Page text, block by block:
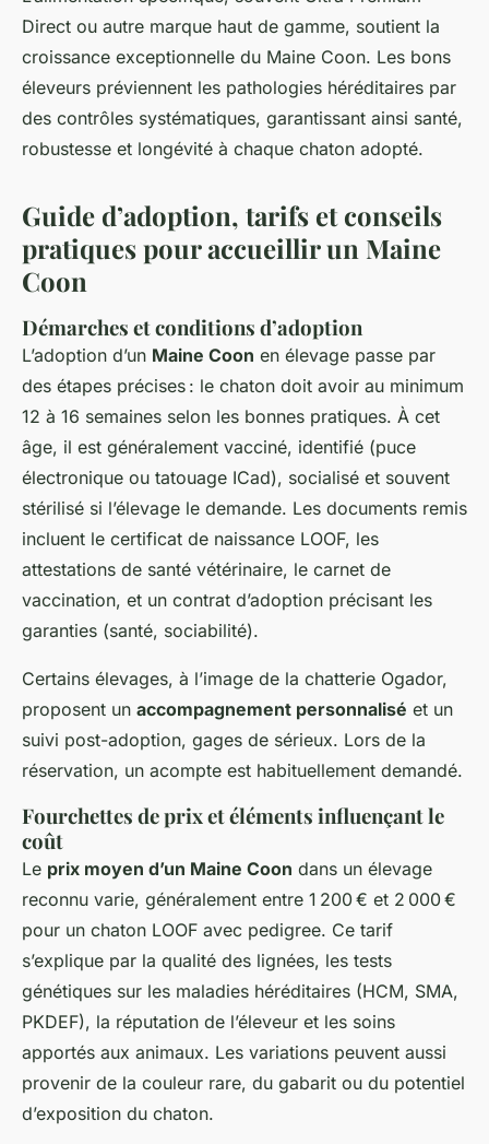
Direct ou autre marque haut de gamme, soutient la
croissance exceptionnelle du Maine Coon. Les bons
éleveurs préviennent les pathologies héréditaires par
des contrôles systématiques, garantissant ainsi santé,
robustesse et longévité à chaque chaton adopté.
Guide d’adoption, tarifs et conseils
pratiques pour accueillir un Maine
Coon
Démarches et conditions d’adoption
L’adoption d’un Maine Coon en élevage passe par
des étapes précises : le chaton doit avoir au minimum
12 à 16 semaines selon les bonnes pratiques. À cet
âge, il est généralement vacciné, identifié (puce
électronique ou tatouage ICad), socialisé et souvent
stérilisé si l’élevage le demande. Les documents remis
incluent le certificat de naissance LOOF, les
attestations de santé vétérinaire, le carnet de
vaccination, et un contrat d’adoption précisant les
garanties (santé, sociabilité).
Certains élevages, à l’image de la chatterie Ogador,
proposent un accompagnement personnalisé et un
suivi post-adoption, gages de sérieux. Lors de la
réservation, un acompte est habituellement demandé.
Fourchettes de prix et éléments influençant le
coût
Le prix moyen d’un Maine Coon dans un élevage
reconnu varie, généralement entre 1 200 € et 2 000 €
pour un chaton LOOF avec pedigree. Ce tarif
s’explique par la qualité des lignées, les tests
génétiques sur les maladies héréditaires (HCM, SMA,
PKDEF), la réputation de l’éleveur et les soins
apportés aux animaux. Les variations peuvent aussi
provenir de la couleur rare, du gabarit ou du potentiel
d’exposition du chaton.